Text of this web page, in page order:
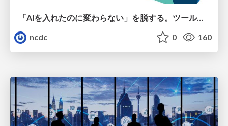
「AIを入れたのに変わらない」を脱する。ツール導入から文化定着まで、1年間の実践知を公開
ncdc
0 160